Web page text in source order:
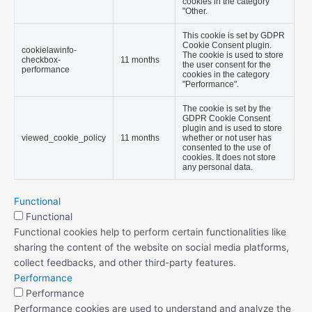
"Other.
cookielawinfo-
checkbox-
performance
11 months
This cookie is set by GDPR
Cookie Consent plugin.
The cookie is used to store
the user consent for the
cookies in the category
"Performance".
viewed_cookie_policy 11 months
The cookie is set by the
GDPR Cookie Consent
plugin and is used to store
whether or not user has
consented to the use of
cookies. It does not store
any personal data.
Functional
Functional
Functional cookies help to perform certain functionalities like
sharing the content of the website on social media platforms,
collect feedbacks, and other third-party features.
Performance
Performance
Performance cookies are used to understand and analyze the